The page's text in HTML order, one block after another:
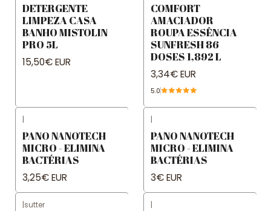
DETERGENTE
LIMPEZA CASA
BANHO MISTOLIN
PRO 5L
15,50€ EUR
COMFORT
AMACIADOR
ROUPA ESSÊNCIA
SUNFRESH 86
DOSES 1,892 L
3,34€ EUR
5.0
|
PANO NANOTECH
MICRO - ELIMINA
BACTÉRIAS
3,25€ EUR
|
PANO NANOTECH
MICRO - ELIMINA
BACTÉRIAS
3€ EUR
|sutter |